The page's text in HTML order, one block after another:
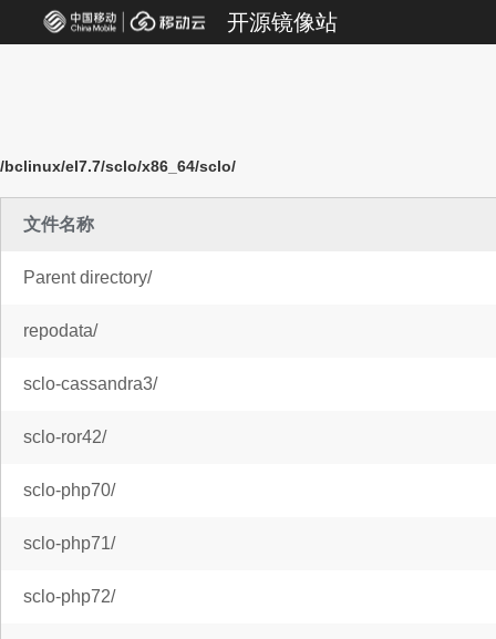
开源镜像站
/bclinux/el7.7/sclo/x86_64/sclo/
文件名称
Parent directory/
repodata/
sclo-cassandra3/
sclo-ror42/
sclo-php70/
sclo-php71/
sclo-php72/